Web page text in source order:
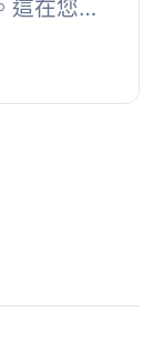
這在您之
文章格